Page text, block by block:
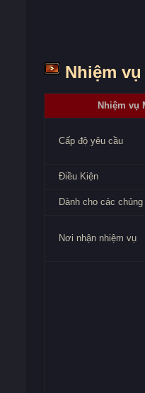
Nhiệm
Nhiệm vụ
Cấp độ yêu cầu
Điều Kiện
Dành cho các
Nơi nhận nhiệm vụ